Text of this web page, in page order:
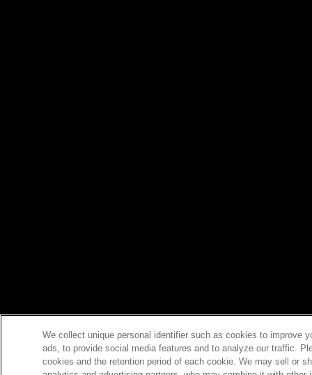
We collect unique personal identifier such as cookies to improve
ads, to provide social media features and to analyze our traffic.
cookies and the retention period of each cookie. We may sell or